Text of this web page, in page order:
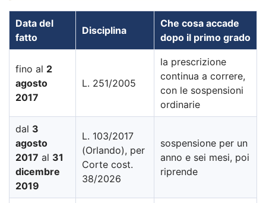
Data del
fatto
Disciplina
Che cosa accade
dopo il primo grado
fino al 2
agosto
2017
L. 251/2005
la prescrizione
continua a correre,
con le sospensioni
ordinarie
dal 3
agosto
2017 al 31
dicembre
2019
L. 103/2017
(Orlando), per
Corte cost.
38/2026
sospensione per un
anno e sei mesi, poi
riprende